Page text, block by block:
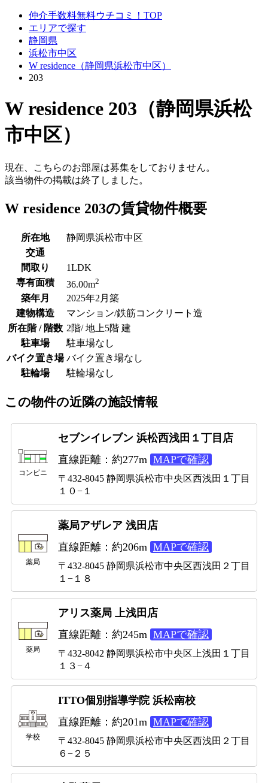
仲介手数料無料ウチコミ！TOP
エリアで探す
静岡県
浜松市中区
W residence（静岡県浜松市中区）
203
W residence 203（静岡県浜松
市中区）
現在、こちらのお部屋は募集をしておりません。
該当物件の掲載は終了しました。
W residence 203の賃貸物件概要
所在地
静岡県浜松市中区
交通
間取り
1LDK
専有面積
36.00m2
築年月
2025年2月築
建物構造
マンション/鉄筋コンクリート造
所在階 / 階数 2階/ 地上5階 建
駐車場
駐車場なし
バイク置き場 バイク置き場なし
駐輪場
駐輪場なし
この物件の近隣の施設情報
コンビニ
セブンイレブン 浜松西浅田１丁目店
直線距離：約277m MAPで確認
〒432-8045 静岡県浜松市中央区西浅田１丁目
１０−１
薬局
薬局アザレア 浅田店
直線距離：約206m MAPで確認
〒432-8045 静岡県浜松市中央区西浅田２丁目
１−１８
薬局
アリス薬局 上浅田店
直線距離：約245m MAPで確認
〒432-8042 静岡県浜松市中央区上浅田１丁目
１３−４
学校
ITTO個別指導学院 浜松南校
直線距離：約201m MAPで確認
〒432-8045 静岡県浜松市中央区西浅田２丁目
６−２５